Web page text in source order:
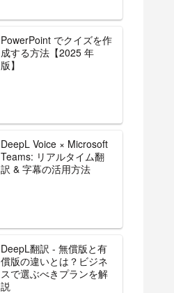
PowerPoint でクイズを作
成する方法【2025 年
版】
DeepL Voice × Microsoft
Teams: リアルタイム翻
訳 & 字幕の活用方法
DeepL翻訳 - 無償版と有
償版の違いとは？ビジネ
スで選ぶべきプランを解
説